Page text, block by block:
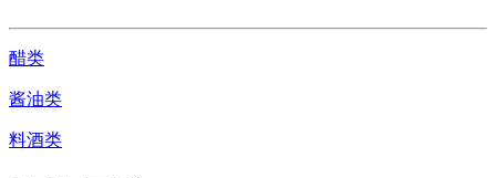
醋类
酱油类
料酒类